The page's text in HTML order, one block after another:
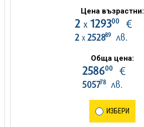
Цена възрастни:
2 х 129300€
2 х 252889лв.
Обща цена:
258600€
505778лв.
ИЗБЕРИ